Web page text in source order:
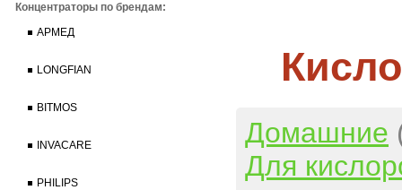
Концентраторы по брендам:
АРМЕД
LONGFIAN
BITMOS
INVACARE
PHILIPS
Домашние
Для